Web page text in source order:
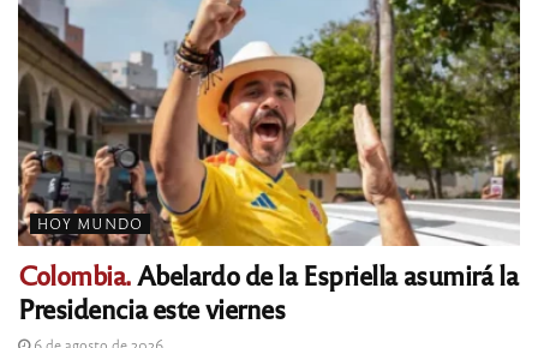
HOY MUNDO
Colombia.Abelardo de la Espriella asumirá la
Presidencia este viernes